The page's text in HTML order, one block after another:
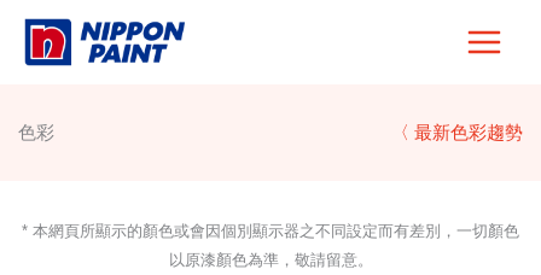
Skip
色彩 〈 最新色彩趨勢
* 本網頁所顯示的顏色或會因個別顯示器之不同設定而有差別，一切顏色
以原漆顏色為準，敬請留意。